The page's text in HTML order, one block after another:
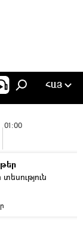
ՀԱՅ
01:00
տեսություն